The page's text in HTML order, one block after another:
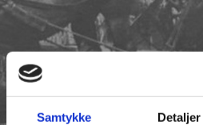
Samtykke Detaljer